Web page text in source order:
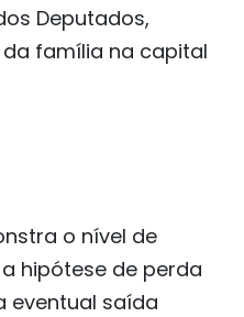
Deputados,
família na capital
o nível de
hipótese de perda
eventual saída